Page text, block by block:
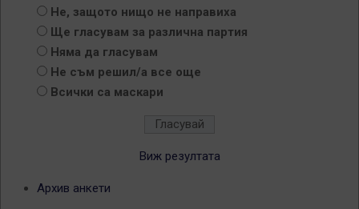
Не, защото нищо не направиха
Ще гласувам за различна партия
Няма да гласувам
Не съм решил/а все още
Всички са маскари
Виж резултата
Архив анкети